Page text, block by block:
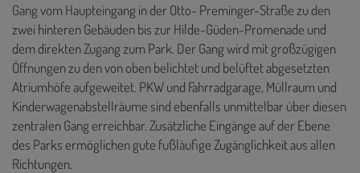
Gang vom Haupteingang in der Otto- Preminger-Straße zu den
zwei hinteren Gebäuden bis zur Hilde-Güden-Promenade und
dem direkten Zugang zum Park. Der Gang wird mit großzügigen
Öffnungen zu den von oben belichtet und belüftet abgesetzten
Atriumhöfe aufgeweitet. PKW und Fahrradgarage, Müllraum und
Kinderwagenabstellräume sind ebenfalls unmittelbar über diesen
zentralen Gang erreichbar. Zusätzliche Eingänge auf der Ebene
des Parks ermöglichen gute fußläufige Zugänglichkeit aus allen
Richtungen.